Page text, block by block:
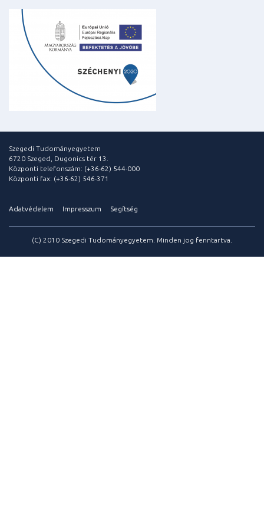
Szegedi Tudományegyetem
6720 Szeged, Dugonics tér 13.
Központi telefonszám: (+36-62) 544-000
Központi fax: (+36-62) 546-371
Adatvédelem Impresszum Segítség
(C) 2010 Szegedi Tudományegyetem. Minden jog fenntartva.